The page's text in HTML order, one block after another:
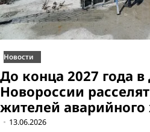
Новости
До конца 2027 года
Новороссии
жителей
13.06.2026